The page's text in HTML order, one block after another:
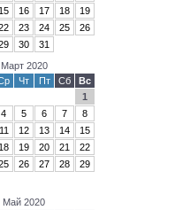
16 17 18
19
23 24 25
26
30 31
Март 2020
Чт Пт Сб
Вс
1
4
5 6 7
8
12 13 14
15
19 20 21
22
26 27 28 29
Май 2020